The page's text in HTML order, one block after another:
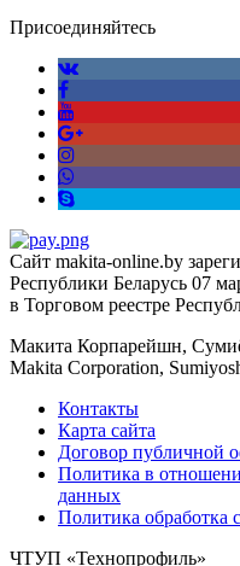
Присоединяйтесь
Сайт makita-online.by
Республики Беларусь 07
в Торговом реестре
Макита Корпарейшн,
Makita Corporation,
Контакты
Карта сайта
Договор публичной
Политика в
данных
Политика обработка
ЧТУП «Технопрофиль»